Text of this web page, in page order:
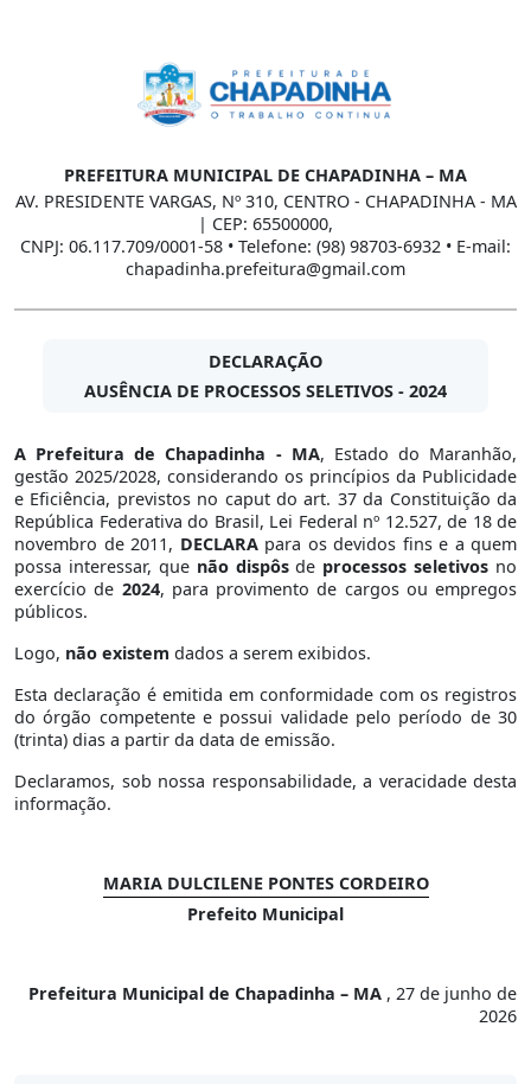
PREFEITURA MUNICIPAL DE CHAPADINHA – MA
AV. PRESIDENTE VARGAS, Nº 310, CENTRO - CHAPADINHA - MA
| CEP: 65500000,
CNPJ: 06.117.709/0001-58 • Telefone: (98) 98703-6932 • E-mail:
chapadinha.prefeitura@gmail.com
DECLARAÇÃO
AUSÊNCIA DE PROCESSOS SELETIVOS - 2024
A Prefeitura de Chapadinha - MA, Estado do Maranhão,
gestão 2025/2028, considerando os princípios da Publicidade
e Eficiência, previstos no caput do art. 37 da Constituição da
República Federativa do Brasil, Lei Federal nº 12.527, de 18 de
novembro de 2011, DECLARApara os devidos fins e a quem
possa interessar, que não dispôsde processos seletivos no
exercício de 2024, para provimento de cargos ou empregos
públicos.
Logo, não existem dados a serem exibidos.
Esta declaração é emitida em conformidade com os registros
do órgão competente e possui validade pelo período de 30
(trinta) dias a partir da data de emissão.
Declaramos, sob nossa responsabilidade, a veracidade desta
informação.
MARIA DULCILENE PONTES CORDEIRO
Prefeito Municipal
Prefeitura Municipal de Chapadinha – MA , 27 de junho de
2026